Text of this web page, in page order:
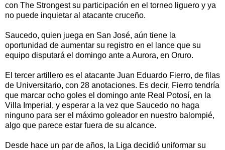
con The Strongest su participación en el torneo liguero y ya
no puede inquietar al atacante cruceño.
Saucedo, quien juega en San José, aún tiene la
oportunidad de aumentar su registro en el lance que su
equipo disputará el domingo ante a Aurora, en Oruro.
El tercer artillero es el atacante Juan Eduardo Fierro, de filas
de Universitario, con 28 anotaciones. Es decir, Fierro tendría
que marcar ocho goles el domingo ante Real Potosí, en la
Villa Imperial, y esperar a la vez que Saucedo no haga
ninguno para ser el máximo goleador en nuestro balompié,
algo que parece estar fuera de su alcance.
Desde hace un par de años, la Liga decidió uniformar su